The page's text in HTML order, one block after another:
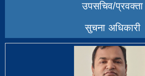
उपसचिव/प्रवक्ता
सुचना अधिकारी